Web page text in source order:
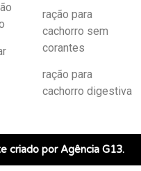
ração para
cachorro sem
corantes
ração para
cachorro digestiva
criado por Agência G13.